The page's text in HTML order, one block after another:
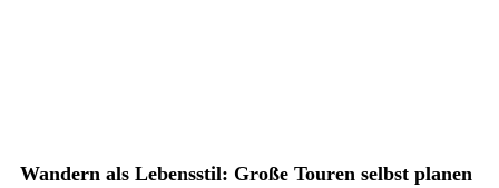
Wandern als Lebensstil: Große Touren selbst planen